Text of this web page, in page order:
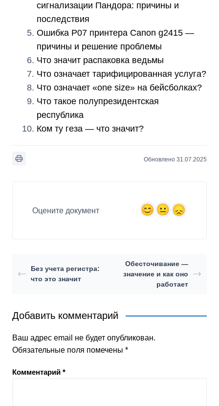
сигнализации Пандора: причины и
последствия
Ошибка P07 принтера Canon g2415 —
причины и решение проблемы
Что значит распаковка ведьмы
Что означает тарифицированная услуга?
Что означает «one size» на бейсболках?
Что такое полупрезидентская
республика
Ком ту геза — что значит?
Обновлено 31.07.2025
Оцените документ
Без учета регистра:
что это значит
Обесточивание —
значение и как оно
работает
Добавить комментарий
Ваш адрес email не будет опубликован.
Обязательные поля помечены *
Комментарий *